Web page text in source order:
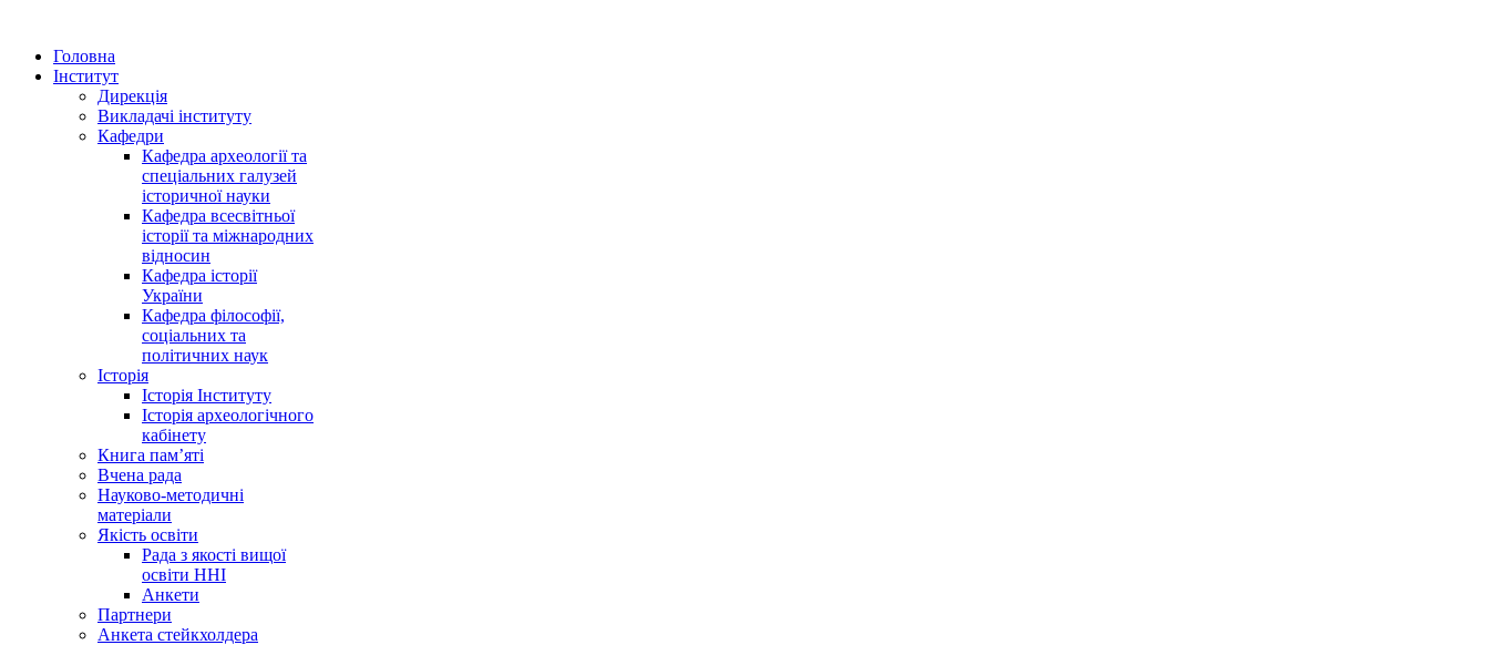
Головна
Інститут
Дирекція
Викладачі інституту
Кафедри
Кафедра археології та
спеціальних галузей
історичної науки
Кафедра всесвітньої
історії та міжнародних
відносин
Кафедра історії
України
Кафедра філософії,
соціальних та
політичних наук
Історія
Історія Інституту
Історія археологічного
кабінету
Книга памʼяті
Вчена рада
Науково-методичні
матеріали
Якість освіти
Рада з якості вищої
освіти ННІ
Анкети
Партнери
Анкета стейкхолдера